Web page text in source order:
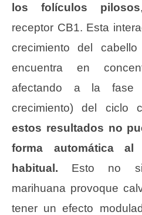
los folículos pilosos
receptor CB1. Esta
crecimiento del
encuentra en
afectando a la fase
crecimiento) del ciclo
estos resultados no
forma automática al
habitual. Esto no
marihuana provoque
tener un efecto